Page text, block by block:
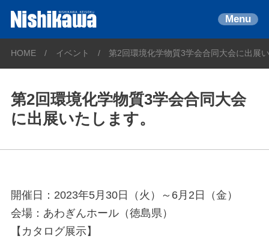
Menu
HOME イベント 第2回環境化学物質3学会合同大会に出展
第2回環境化学物質3学会合同大会
に出展いたします。
開催日：2023年5月30日（火）～6月2日（金）
会場：あわぎんホール（徳島県）
【カタログ展示】